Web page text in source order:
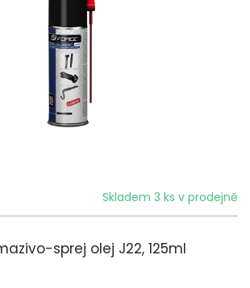
Skladem 3 ks v prodejně
sprej olej J22, 125ml